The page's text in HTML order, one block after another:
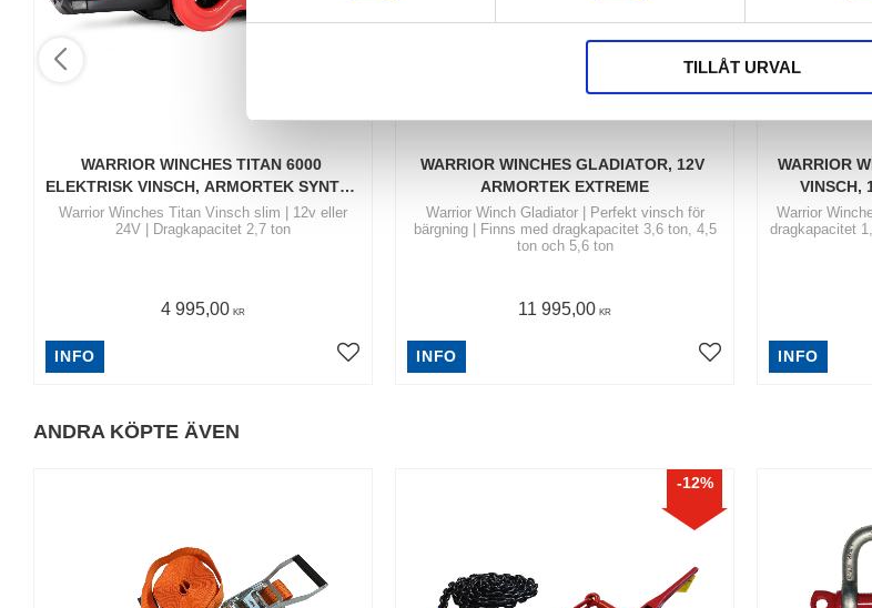
y
s
a
TILLÅT URVAL
WARRIOR WINCHES TITAN 6000
ELEKTRISK VINSCH, ARMORTEK SYNTET
- SLIM
Warrior Winches Titan Vinsch slim | 12v eller
24V | Dragkapacitet 2,7 ton
4 995,00 KR
INFO
WARRIOR WINCHES GLADIATOR, 12V
ARMORTEK EXTREME
Warrior Winch Gladiator | Perfekt vinsch för
bärgning | Finns med dragkapacitet 3,6 ton, 4,5
ton och 5,6 ton
11 995,00 KR
INFO
WARRIOR
VINSCH,
Warrior
dragkapacitet
INFO
ANDRA KÖPTE ÄVEN
12%